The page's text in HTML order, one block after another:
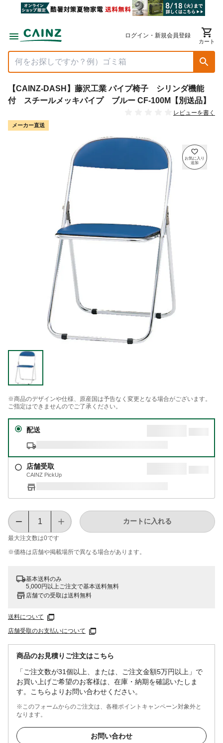
ログイン・新規会員登録
カート
【CAINZ-DASH】藤沢工業 パイプ椅子 シリンダ機能
付 スチールメッキパイプ ブルー CF-100M【別送品】
レビューを書く
メーカー直送
※商品のデザインや仕様、原産国は予告なく変更となる場合がございます。
ご指定はできませんのでご了承ください。
配送
店舗受取
CAINZ PickUp
最大注文数は0です
カートに入れる
※価格は​店舗や​掲載場所で​異なる​場合が​あります。
基本送料のみ
5,000円以上ご注文で基本送料無料
店舗での受取は送料無料
送料について
店舗受取のお支払いについて
商品のお見積りご注文はこちら
「ご注文数が31個以上、または、ご注文金額5万円以上」で
お買い上げご希望のお客様は、在庫・納期を確認いたしま
す。こちらよりお問い合わせください。
※このフォームからのご注文は、各種ポイントキャンペーン対象外と
なります。
お問い合わせ